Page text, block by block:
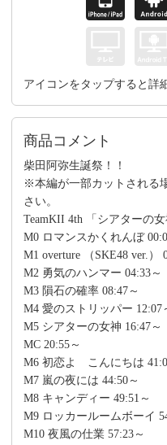
アイコンをタップすると詳
商品コメント
柴田阿弥生誕祭！！
※本編が一部カットされる
さい。
TeamKII 4th 「シアターの
M0 ロマンスかくれんぼ
M1 overture （SKE48 ver.）
M2 勇気のハンマー 04:33～
M3 隕石の確率 08:47～
M4 愛のストリッパー 12:07
M5 シアターの女神 16:47～
MC 20:55～
M6 初恋よ こんにちは
M7 嵐の夜には 44:50～
M8 キャンディー 49:51～
M9 ロッカールームボーイ
M10 夜風の仕業 57:23～